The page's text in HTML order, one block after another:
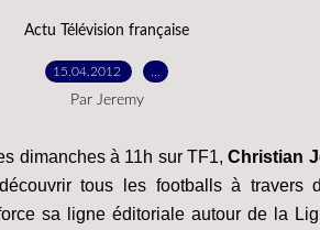
Actu Télévision française
15.04.2012
Par Jeremy
dimanches à 11h sur TF1,Christian
tous les footballs à travers
sa ligne éditoriale autour de la